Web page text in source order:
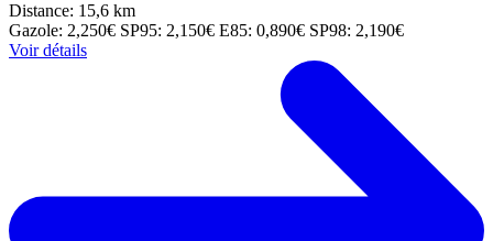
Distance: 15,6 km
Gazole: 2,250€ SP95: 2,150€ E85: 0,890€ SP98: 2,190€
Voir détails